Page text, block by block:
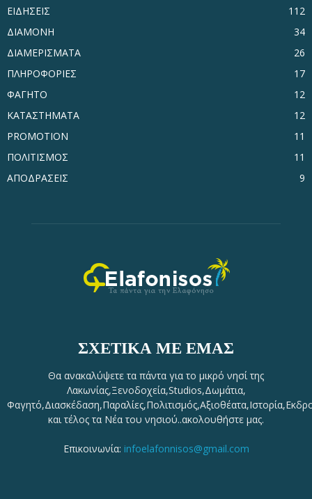
ΕΙΔΗΣΕΙΣ
112
ΔΙΑΜΟΝΗ
34
ΔΙΑΜΕΡΙΣΜΑΤΑ
26
ΠΛΗΡΟΦΟΡΙΕΣ
17
ΦΑΓΗΤΟ
12
ΚΑΤΑΣΤΗΜΑΤΑ
12
PROMOTION
11
ΠΟΛΙΤΙΣΜΟΣ
11
ΑΠΟΔΡΑΣΕΙΣ
9
ΣΧΕΤΙΚΆ ΜΕ ΕΜΆΣ
Θα ανακαλύψετε τα πάντα για το μικρό νησί της
Λακωνίας,Ξενοδοχεία,Studios,Δωμάτια,
και τέλος τα Νέα του νησιού..ακολουθήστε μας.
Επικοινωνία: infoelafonnisos@gmail.com